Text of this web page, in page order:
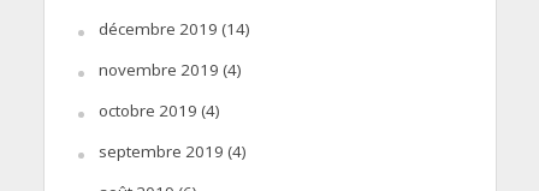
décembre 2019 (14)
novembre 2019 (4)
octobre 2019 (4)
septembre 2019 (4)